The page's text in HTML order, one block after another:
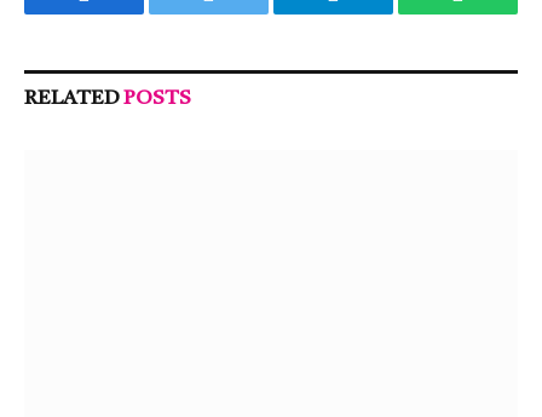
Facebook Twitter Telegram
RELATEDPOSTS